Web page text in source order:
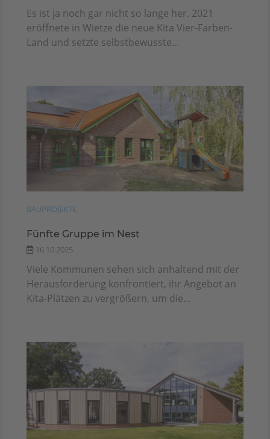
Es ist ja noch gar nicht so lange her. 2021
eröffnete in Wietze die neue Kita Vier-Farben-
Land und setzte selbstbewusste...
BAUPROJEKTE
Fünfte Gruppe im Nest
16.10.2025
Viele Kommunen sehen sich anhaltend mit der
Herausforderung konfrontiert, ihr Angebot an
Kita-Plätzen zu vergrößern, um die...